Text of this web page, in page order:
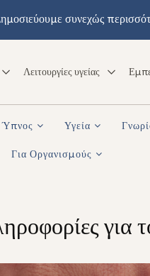
συνεχώς
Λειτουργίες υγείας
Ύπνος Υγεία
Για Οργανισμούς
για